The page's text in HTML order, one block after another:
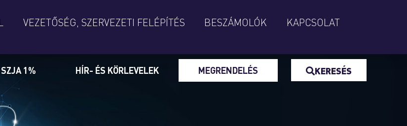
VEZETŐSÉG, SZERVEZETI FELÉPÍTÉS BESZÁMOLÓK KAPCSOLAT
SZJA 1% HÍR- ÉS KÖRLEVELEK MEGRENDELÉS KERESÉS